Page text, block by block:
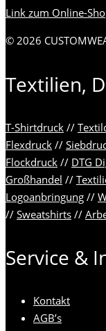
Link zum Online-
© 2026
Textilien,
T-Shirtdruck //
Flexdruck //
Flockdruck // DTG
Großhandel //
Logoanbringung //
// Sweatshirts //
Service &
Kontakt
AGB’s